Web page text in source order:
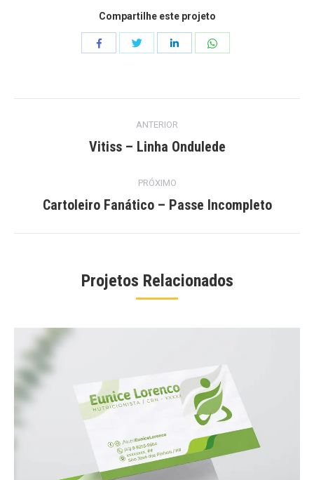
Compartilhe este projeto
CompartilharCompartilharCompartilharCompartilhar
navigation
ANTERIOR
Previous
Vitiss – Linha Ondulede
PRÓXIMO
Next
Cartoleiro Fanático – Passe Incompleto
Projetos Relacionados